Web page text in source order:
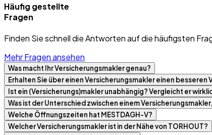
Häufig gestellte
Fragen
Finden Sie schnell die Antworten auf die häufigsten
Mehr Fragen ansehen
Was macht Ihr Versicherungsmakler genau?
Erhalten Sie über einen Versicherungsmakler einen
Ist ein (Versicherungs)makler unabhängig? Vergleicht er
Was ist der Unterschied zwischen einem
Welche Öffnungszeiten hat MESTDAGH-V?
Welcher Versicherungsmakler ist in der Nähe von TORHOUT?